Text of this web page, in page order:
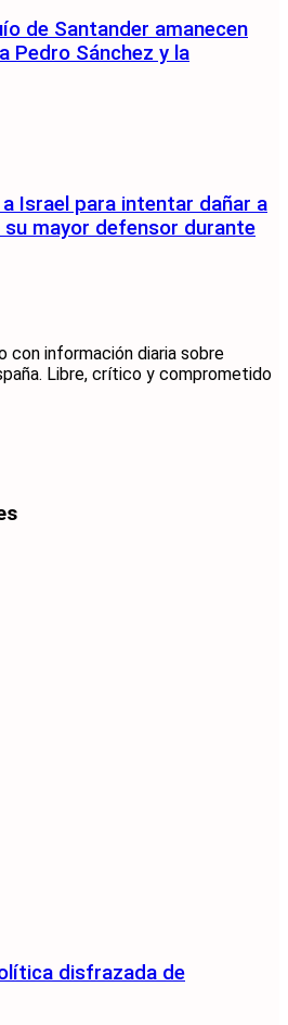
de Santander amanecen
Pedro Sánchez y la
Israel para intentar dañar a
su mayor defensor durante
con información diaria sobre
Libre, crítico y comprometido
disfrazada de